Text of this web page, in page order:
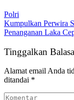
Polri
Kumpulkan Perwira
Penanganan Laka
Tinggalkan
Alamat email Anda
ditandai *